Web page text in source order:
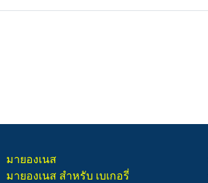
มายองเนส
มายองเนส สำหรับ เบเกอรี่